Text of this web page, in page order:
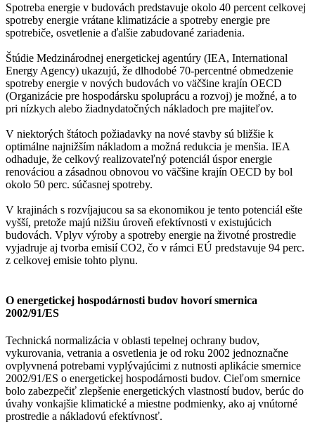
Spotreba energie v budovách predstavuje okolo 40 percent celkovej
spotreby energie vrátane klimatizácie a spotreby energie pre
spotrebiče, osvetlenie a ďalšie zabudované zariadenia.
Štúdie Medzinárodnej energetickej agentúry (IEA, International
Energy Agency) ukazujú, že dlhodobé 70-percentné obmedzenie
spotreby energie v nových budovách vo väčšine krajín OECD
(Organizácie pre hospodársku spoluprácu a rozvoj) je možné, a to
pri nízkych alebo žiadnydatočných nákladoch pre majiteľov.
V niektorých štátoch požiadavky na nové stavby sú bližšie k
optimálne najnižším nákladom a možná redukcia je menšia. IEA
odhaduje, že celkový realizovateľný potenciál úspor energie
renováciou a zásadnou obnovou vo väčšine krajín OECD by bol
okolo 50 perc. súčasnej spotreby.
V krajinách s rozvíjajucou sa sa ekonomikou je tento potenciál ešte
vyšší, pretože majú nižšiu úroveň efektívnosti v existujúcich
budovách. Vplyv výroby a spotreby energie na životné prostredie
vyjadruje aj tvorba emisií CO2, čo v rámci EÚ predstavuje 94 perc.
z celkovej emisie tohto plynu.
O energetickej hospodárnosti budov hovorí smernica
2002/91/ES
Technická normalizácia v oblasti tepelnej ochrany budov,
vykurovania, vetrania a osvetlenia je od roku 2002 jednoznačne
ovplyvnená potrebami vyplývajúcimi z nutnosti aplikácie smernice
2002/91/ES o energetickej hospodárnosti budov. Cieľom smernice
bolo zabezpečiť zlepšenie energetických vlastností budov, berúc do
úvahy vonkajšie klimatické a miestne podmienky, ako aj vnútorné
prostredie a nákladovú efektívnosť.